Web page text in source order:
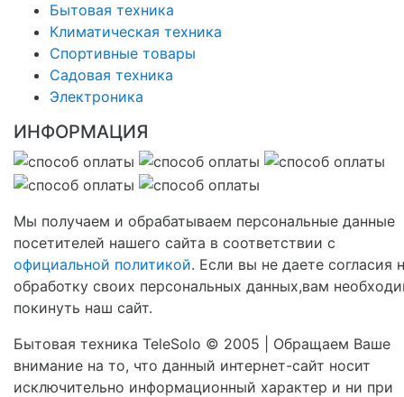
Бытовая техника
Климатическая техника
Спортивные товары
Садовая техника
Электроника
ИНФОРМАЦИЯ
Мы получаем и обрабатываем персональные данные
посетителей нашего сайта в соответствии с
официальной политикой. Если вы не даете согласия
обработку своих персональных данных,вам
покинуть наш сайт.
Бытовая техника TeleSolo © 2005 | Обращаем Ваше
внимание на то, что данный интернет-сайт носит
исключительно информационный характер и ни при